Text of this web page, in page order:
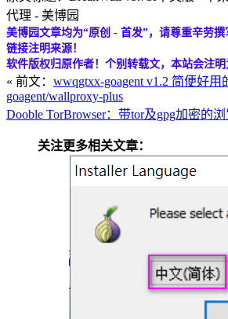
代理 - 美博园
美博园文章均为“原创 - 首发”，请尊重辛劳
链接注明来源！
软件版权归原作者！个别转载文，本站会注明
« 前文： wwqgtxx-goagent v1.2 简便好用
goagent/wallproxy-plus
Dooble TorBrowser：带tor及gpg加密的
关注更多相关文章：